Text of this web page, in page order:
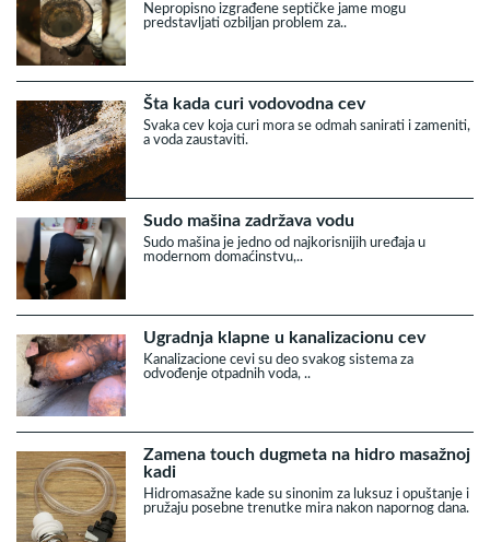
Nepropisno izgrađene septičke jame mogu
predstavljati ozbiljan problem za..
Šta kada curi vodovodna cev
Svaka cev koja curi mora se odmah sanirati i zameniti,
a voda zaustaviti.
Sudo mašina zadržava vodu
Sudo mašina je jedno od najkorisnijih uređaja u
modernom domaćinstvu,..
Ugradnja klapne u kanalizacionu cev
Kanalizacione cevi su deo svakog sistema za
odvođenje otpadnih voda, ..
Zamena touch dugmeta na hidro masažnoj
kadi
Hidromasažne kade su sinonim za luksuz i opuštanje i
pružaju posebne trenutke mira nakon napornog dana.